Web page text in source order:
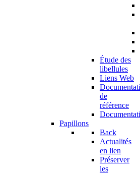
Étude des
libellules
Liens Web
de
référence
Papillons
Back
Actualités
en lien
Préserver
les